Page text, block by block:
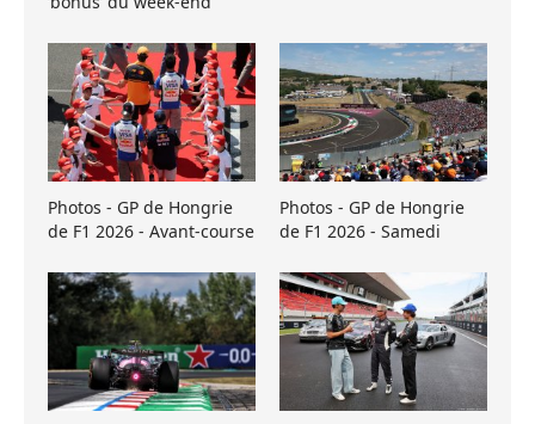
Photos - GP de Hongrie
de F1 2026 - Avant-course
Photos - GP de Hongrie
de F1 2026 - Samedi